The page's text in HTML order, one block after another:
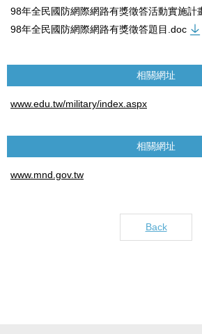
98年全民國防網際網路有獎徵答活動實施計
98年全民國防網際網路有獎徵答題目.doc
相關網址
www.edu.tw/military/index.aspx
相關網址
www.mnd.gov.tw
Back